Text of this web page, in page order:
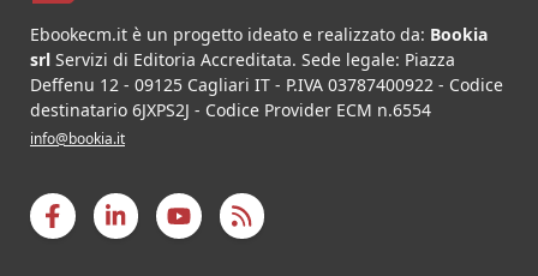
Ebookecm.it è un progetto ideato e realizzato da: Bookia
srl Servizi di Editoria Accreditata. Sede legale: Piazza
Deffenu 12 - 09125 Cagliari IT - P.IVA 03787400922 - Codice
destinatario 6JXPS2J - Codice Provider ECM n.6554
info@bookia.it